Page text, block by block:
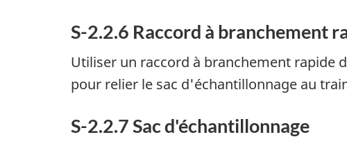
S-2.2.6 Raccord à branchement
Utiliser un raccord à branchement rapide
pour relier le sac d'échantillonnage au
S-2.2.7 Sac d'échantillonnage